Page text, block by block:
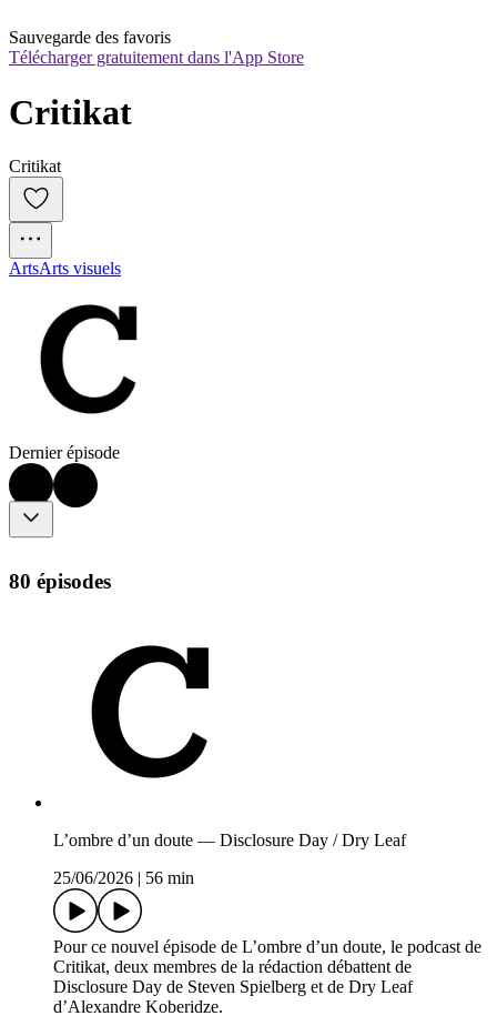
Sauvegarde des favoris
Télécharger gratuitement dans l'App Store
Critikat
Critikat
ArtsArts visuels
Dernier épisode
80 épisodes
L’ombre d’un doute — Disclosure Day / Dry Leaf
25/06/2026
56 min
Pour ce nouvel épisode de L’ombre d’un doute, le podcast de
Critikat, deux membres de la rédaction débattent de
Disclosure Day de Steven Spielberg et de Dry Leaf
d’Alexandre Koberidze.